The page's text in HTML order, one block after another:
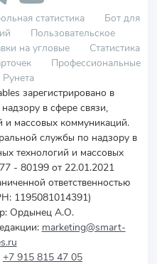
статистика
Бот для
Пользовательское
на угловые
Статистика
Профессиональные
зарегистрировано в
в сфере связи,
и массовых коммуникаций.
службы по надзору в
технологий и массовых
- 80199 от 22.01.2021
ответственностью
1195081014391)
Ордынец А.О.
marketing@smart-
+7 915 815 47 05